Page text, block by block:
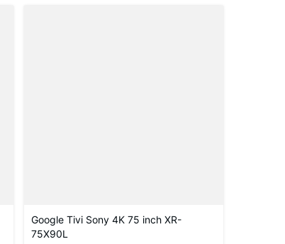
Google Tivi Sony 4K 75 inch XR-
75X90L